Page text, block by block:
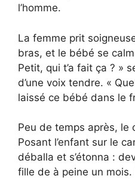
l’homme.
La femme prit
bras, et le bébé se
Petit, qui t’a fait ça ? »
d’une voix tendre. «
laissé ce bébé dans le
Peu de temps après, le
Posant l’enfant sur le
déballa et s’étonna :
fille de à peine un